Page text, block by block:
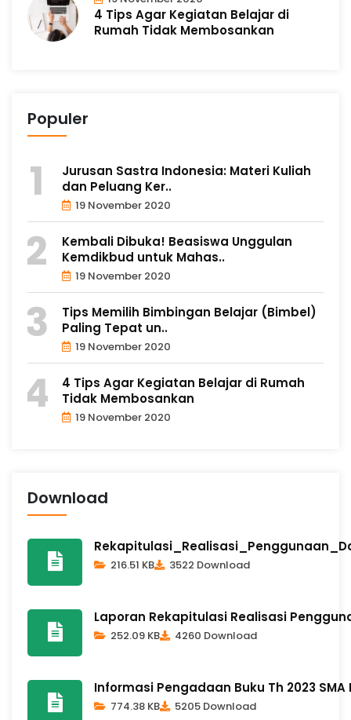
4 Tips Agar Kegiatan Belajar di
Rumah Tidak Membosankan
Populer
Jurusan Sastra Indonesia: Materi Kuliah
dan Peluang Ker..
19 November 2020
Kembali Dibuka! Beasiswa Unggulan
Kemdikbud untuk Mahas..
19 November 2020
Tips Memilih Bimbingan Belajar (Bimbel)
Paling Tepat un..
19 November 2020
4 Tips Agar Kegiatan Belajar di Rumah
Tidak Membosankan
19 November 2020
Download
216.51 KB 3522 Download
Laporan Rekapitulasi Realisasi
252.09 KB 4260 Download
Informasi Pengadaan Buku Th 2023
774.38 KB 5205 Download